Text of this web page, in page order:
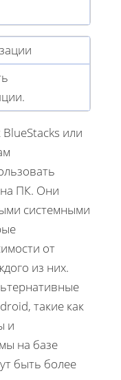
или
ПК. Они
системными
от
из них.
такие как
и
на базе
быть более